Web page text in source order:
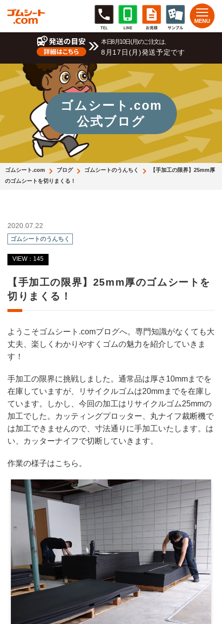
本日8月10日(月)のご注文は、
8月17日(月)発送予定です
ゴムシート.com
公式ブログ
ゴムシート.com ブログ ゴムシートのうんちく
【手加工の限界】25mm厚
のゴムシートを切りまくる！
2020.07.22
ゴムシートのうんちく
VIEW：145
【手加工の限界】25mm厚のゴムシートを
切りまくる！
ようこそゴムシート.comブログへ。専門知識がなくても大
丈夫、楽しくわかりやすくゴムの魅力を紹介していきま
す！
手加工の限界に挑戦しました。通常品は厚さ10mmまでを
在庫していますが、リサイクルゴムは20mmまでを在庫し
ています。しかし、今回の加工はリサイクルゴム25mmの
加工でした。カッティングプロッター、丸ナイフ裁断機で
は加工できませんので、寸法通りに手加工いたします。は
い、カッターナイフで切断していきます。
作業の様子はこちら。